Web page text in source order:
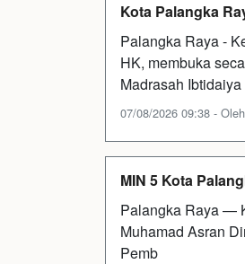
Kota Palangka
Palangka Raya -
HK, membuka
Madrasah Ibtidaiya
07/08/2026 09:38 -
MIN 5 Kota
Palangka Raya —
Muhamad Asran
Pemb